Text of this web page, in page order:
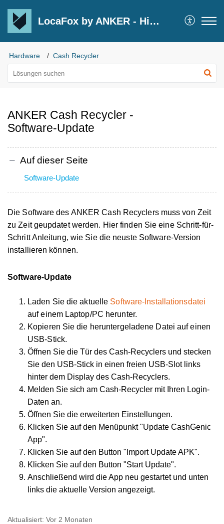
LocaFox by ANKER - Hilfecenter
Hardware Cash Recycler
ANKER Cash Recycler -
Software-Update
Auf dieser Seite
Software-Update
Die Software des ANKER Cash Recyclers muss von Zeit
zu Zeit geupdatet werden. Hier finden Sie eine Schritt-für-
Schritt Anleitung, wie Sie die neuste Software-Version
installieren können.
Software-Update
Laden Sie die aktuelle Software-Installationsdatei
auf einem Laptop/PC herunter.
Kopieren Sie die heruntergeladene Datei auf einen
USB-Stick.
Öffnen Sie die Tür des Cash-Recyclers und stecken
Sie den USB-Stick in einen freien USB-Slot links
hinter dem Display des Cash-Recyclers.
Melden Sie sich am Cash-Recycler mit Ihren Login-
Daten an.
Öffnen Sie die erweiterten Einstellungen.
Klicken Sie auf den Menüpunkt "Update CashGenic
App".
Klicken Sie auf den Button "Import Update APK".
Klicken Sie auf den Button "Start Update".
Anschließend wird die App neu gestartet und unten
links die aktuelle Version angezeigt.
Aktualisiert: Vor 2 Monaten